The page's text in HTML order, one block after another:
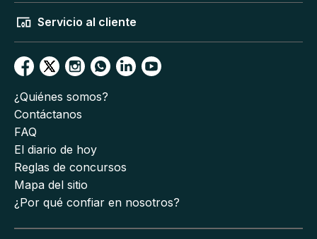
Servicio al cliente
¿Quiénes somos?
Contáctanos
FAQ
El diario de hoy
Reglas de concursos
Mapa del sitio
¿Por qué confiar en nosotros?